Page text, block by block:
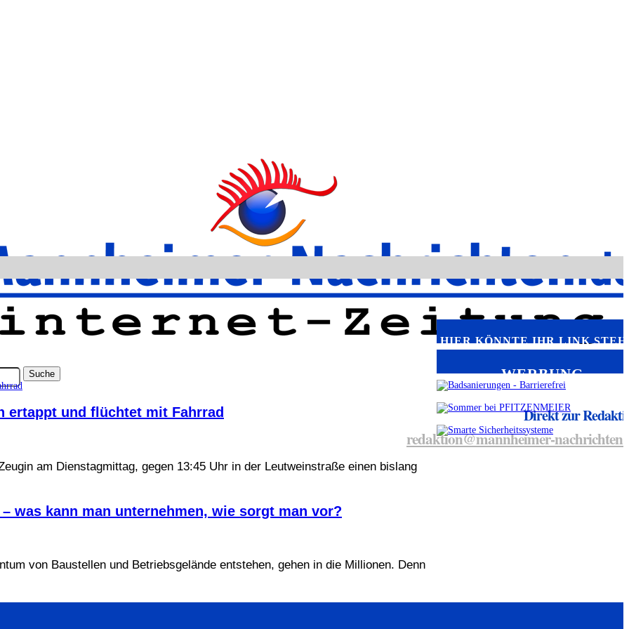
Direkt zur
redaktion@mannheimer-
ertappt und flüchtet mit Fahrrad
am Dienstagmittag, gegen 13:45 Uhr in der Leutweinstraße einen bislang
was kann man unternehmen, wie sorgt man vor?
von Baustellen und Betriebsgelände entstehen, gehen in die Millionen. Denn
HIER KÖNNTE IHR LINK
WERBUNG